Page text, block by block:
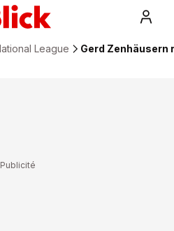
League Gerd Zenhäusern